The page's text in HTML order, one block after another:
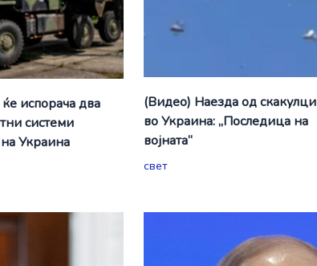
испорача два
системи
Украина
(Видео) Наезда од скакулци
во Украина: „Последица на
војната“
свет